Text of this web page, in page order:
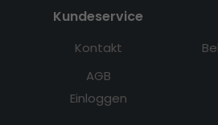
Kundeservice
Kontakt
AGB
Einloggen